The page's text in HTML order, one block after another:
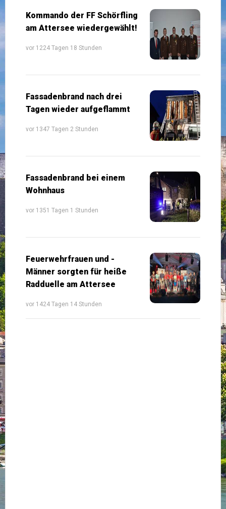
Kommando der FF Schörfling
am Attersee wiedergewählt!
vor 1224 Tagen 18 Stunden
Fassadenbrand nach drei
Tagen wieder aufgeflammt
vor 1347 Tagen 2 Stunden
Fassadenbrand bei einem
Wohnhaus
vor 1351 Tagen 1 Stunden
Feuerwehrfrauen und -
Männer sorgten für heiße
Radduelle am Attersee
vor 1424 Tagen 14 Stunden